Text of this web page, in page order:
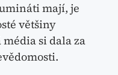
mají, je
většiny
si dala za